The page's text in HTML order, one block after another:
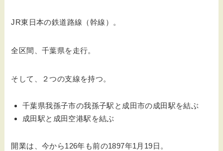
JR東日本の鉄道路線（幹線）。
全区間、千葉県を走行。
そして、２つの支線を持つ。
千葉県我孫子市の我孫子駅と成田市の成田駅を結ぶ
成田駅と成田空港駅を結ぶ
開業は、今から126年も前の1897年1月19日。